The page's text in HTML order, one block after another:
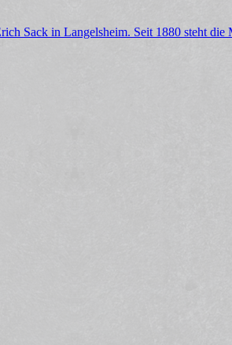
Sack in Langelsheim. Seit 1880 steht